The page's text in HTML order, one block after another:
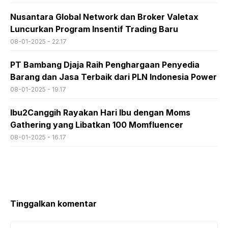
Nusantara Global Network dan Broker Valetax
Luncurkan Program Insentif Trading Baru
08-01-2025 - 22.17
PT Bambang Djaja Raih Penghargaan Penyedia
Barang dan Jasa Terbaik dari PLN Indonesia Power
08-01-2025 - 19.17
Ibu2Canggih Rayakan Hari Ibu dengan Moms
Gathering yang Libatkan 100 Momfluencer
08-01-2025 - 16.17
Tinggalkan komentar